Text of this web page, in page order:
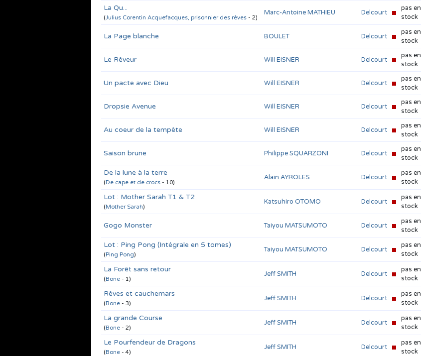
La Qu...
(Julius Corentin Acquefacques, prisonnier des rêves - 2)
Marc-Antoine MATHIEU Delcourt
pas en
stock
La Page blanche BOULET Delcourt
pas en
stock
Le Rêveur Will EISNER Delcourt
pas en
stock
Un pacte avec Dieu Will EISNER Delcourt
pas en
stock
Dropsie Avenue Will EISNER Delcourt
pas en
stock
Au coeur de la tempête Will EISNER Delcourt
pas en
stock
Saison brune Philippe SQUARZONI Delcourt
pas en
stock
De la lune à la terre
(De cape et de crocs - 10)
Alain AYROLES Delcourt
pas en
stock
Lot : Mother Sarah T1 & T2
(Mother Sarah)
Katsuhiro OTOMO Delcourt
pas en
stock
Gogo Monster Taiyou MATSUMOTO Delcourt
pas en
stock
Lot : Ping Pong (Intégrale en 5 tomes)
(Ping Pong)
Taiyou MATSUMOTO Delcourt
pas en
stock
La Forêt sans retour
(Bone - 1)
Jeff SMITH Delcourt
pas en
stock
Rêves et cauchemars
(Bone - 3)
Jeff SMITH Delcourt
pas en
stock
La grande Course
(Bone - 2)
Jeff SMITH Delcourt
pas en
stock
Le Pourfendeur de Dragons
(Bone - 4)
Jeff SMITH Delcourt
pas en
stock